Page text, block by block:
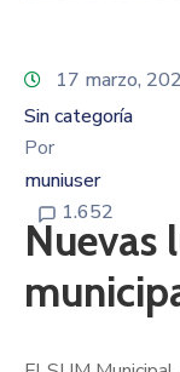
17 marzo,
Sin categoría
Por
muniuser
1.652
Nuevas